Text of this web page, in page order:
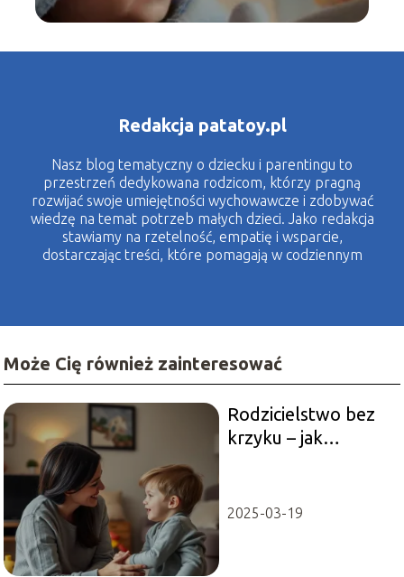
Redakcja patatoy.pl
Nasz blog tematyczny o dziecku i parentingu to
przestrzeń dedykowana rodzicom, którzy pragną
rozwijać swoje umiejętności wychowawcze i zdobywać
wiedzę na temat potrzeb małych dzieci. Jako redakcja
stawiamy na rzetelność, empatię i wsparcie,
dostarczając treści, które pomagają w codziennym
budowanie więzi rodzinnych.
Może Cię również zainteresować
Rodzicielstwo bez
krzyku – jak
dzieckiem?
2025-03-19